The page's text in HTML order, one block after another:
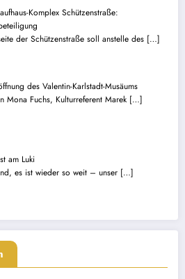
Komplex Schützenstraße:
der Schützenstraße soll anstelle des […]
des Valentin-Karlstadt-Musäums
Mona Fuchs, Kulturreferent Marek […]
am Luki
es ist wieder so weit – unser […]